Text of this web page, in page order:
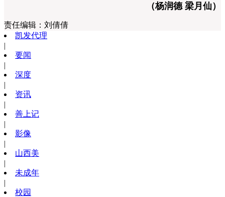
（杨润德 梁月仙）
责任编辑： 刘倩倩
凯发代理
|
要闻
|
深度
|
资讯
|
善上记
|
影像
|
山西美
|
未成年
|
校园